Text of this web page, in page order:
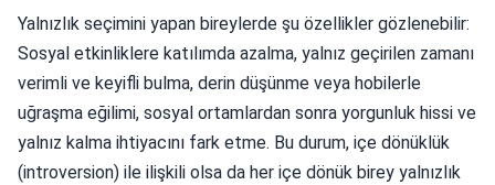
Yalnızlık seçimini yapan bireylerde şu özellikler gözlenebilir:
Sosyal etkinliklere katılımda azalma, yalnız geçirilen zamanı
verimli ve keyifli bulma, derin düşünme veya hobilerle
uğraşma eğilimi, sosyal ortamlardan sonra yorgunluk hissi ve
yalnız kalma ihtiyacını fark etme. Bu durum, içe dönüklük
(introversion) ile ilişkili olsa da her içe dönük birey yalnızlık